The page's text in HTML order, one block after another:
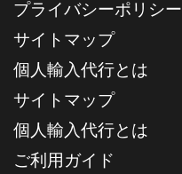
プライバシーポリシー
サイトマップ
個人輸入代行とは
サイトマップ
個人輸入代行とは
ご利用ガイド